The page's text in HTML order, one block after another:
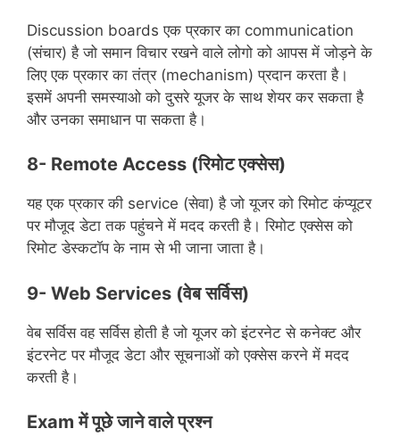
Discussion boards एक प्रकार का communication
(संचार) है जो समान विचार रखने वाले लोगो को आपस में जोड़ने के
लिए एक प्रकार का तंत्र (mechanism) प्रदान करता है।
इसमें अपनी समस्याओ को दुसरे यूजर के साथ शेयर कर सकता है
और उनका समाधान पा सकता है।
8- Remote Access (रिमोट एक्सेस)
यह एक प्रकार की service (सेवा) है जो यूजर को रिमोट कंप्यूटर
पर मौजूद डेटा तक पहुंचने में मदद करती है। रिमोट एक्सेस को
रिमोट डेस्कटॉप के नाम से भी जाना जाता है।
9- Web Services (वेब सर्विस)
वेब सर्विस वह सर्विस होती है जो यूजर को इंटरनेट से कनेक्ट और
इंटरनेट पर मौजूद डेटा और सूचनाओं को एक्सेस करने में मदद
करती है।
Exam में पूछे जाने वाले प्रश्न